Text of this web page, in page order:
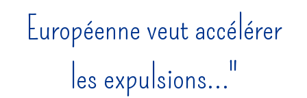
Européenne veut accélérer
les expulsions…"